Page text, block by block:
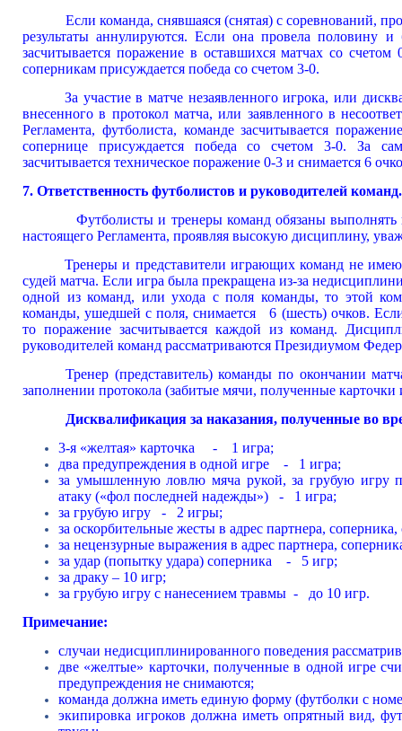
Если команда, снявшаяся (снятая) с соревнований,
результаты аннулируются. Если она провела половину
засчитывается поражение в оставшихся
соперникам присуждается победа со счетом 3-0.
За участие в матче незаявленного игрока, или
внесенного в протокол матча, или заявленного в
Регламента, футболиста, команде засчитывается
сопернице присуждается победа со счетом 3-0. За
засчитывается техническое поражение 0-3 и снимается 6
7. Ответственность футболистов и руководителей команд.
Футболисты и тренеры команд обязаны выполнять
настоящего Регламента, проявляя высокую дисциплину,
Тренеры и представители играющих команд не
судей матча. Если игра была прекращена из-за
одной из команд, или ухода с поля команды, то этой
команды, ушедшей с поля, снимается 6 (шесть) очков.
то поражение засчитывается каждой из команд.
руководителей команд рассматриваются Президиумом
Тренер (представитель) команды по окончании
заполнении протокола (забитые мячи, полученные карточки
Дисквалификация за наказания, полученные во
3-я «желтая» карточка - 1 игра;
два предупреждения в одной игре - 1 игра;
за умышленную ловлю мяча рукой, за грубую игру
атаку («фол последней надежды») - 1 игра;
за грубую игру - 2 игры;
за оскорбительные жесты в адрес партнера,
за нецензурные выражения в адрес партнера,
за удар (попытку удара) соперника - 5 игр;
за драку – 10 игр;
за грубую игру с нанесением травмы - до 10 игр.
Примечание:
случаи недисциплинированного поведения
две «желтые» карточки, полученные в одной игре
предупреждения не снимаются;
команда должна иметь единую форму (футболки с
экипировка игроков должна иметь опрятный вид,